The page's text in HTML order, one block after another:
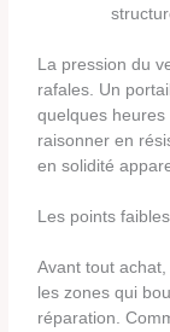
La pression du
rafales. Un
quelques heures
raisonner en
en solidité
Les points
Avant tout
les zones qui
réparation.